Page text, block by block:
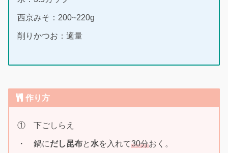
西京みそ：200~220g
削りかつお：適量
作り方
① 下ごしらえ
・ 鍋にだし昆布と 水を入れて30分おく。